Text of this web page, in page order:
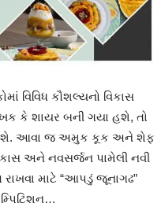
વિવિધ કૌશલ્યનો વિકાસ
કે શાયર બની ગયા હશે, તો
હશે. આવા જ અમુક કૂક અને શેફ
અને નવસર્જન પામેલી નવી
માટે “આપડું જૂનાગઢ”